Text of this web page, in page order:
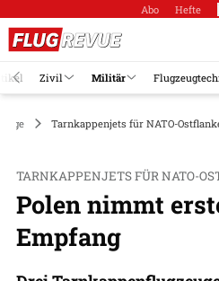
Abo Hefte
Zivil Militär
Tarnkappenjets für NATO-
TARNKAPPENJETS FÜR NATO-
Polen nimmt
Empfang